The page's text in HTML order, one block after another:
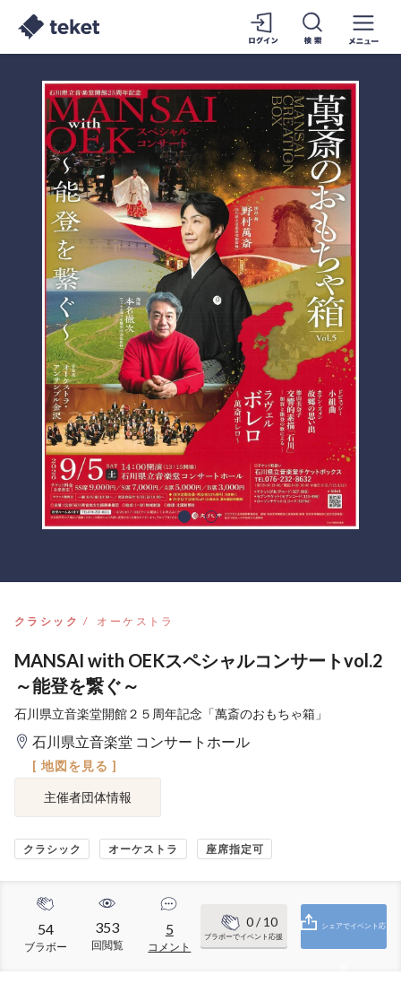
クラシック オーケストラ
MANSAI with OEKスペシャルコンサートvol.2
～能登を繋ぐ～
石川県立音楽堂開館２５周年記念「萬斎のおもちゃ箱」
石川県立音楽堂 コンサートホール
[ 地図を見る ]
主催者団体情報
クラシック オーケストラ 座席指定可
54
ブラボー
353
回閲覧
5
コメント
0/ 10
ブラボーでイベント応援
シェアでイベント応